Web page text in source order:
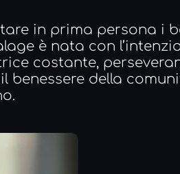
in prima persona i
è nata con
costante,
della